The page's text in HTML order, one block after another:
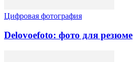
Цифровая фотография
Delovoefoto: фото для резюме